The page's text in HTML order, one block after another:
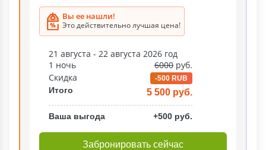
Вы ее нашли!
Это действительно лучшая цена!
21 августа - 22 августа 2026 год
1 ночь
6000 руб.
Скидка
-500 RUB
Итого 5 500 руб.
Ваша выгода +500 руб.
Забронировать сейчас